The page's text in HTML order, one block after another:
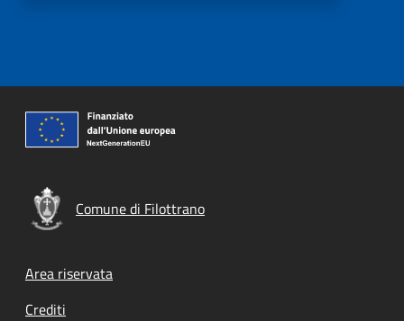
Comune di Filottrano
Footer menu
Area riservata
Crediti